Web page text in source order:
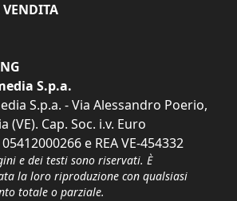
S.p.a.
S.p.a. - Via Alessandro Poerio,
(VE). Cap. Soc. i.v. Euro
e REA VE-454332
e dei testi sono riservati. È
la loro riproduzione con qualsiasi
totale o parziale.